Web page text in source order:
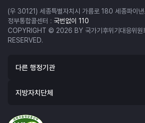
(우 30121) 세종특별자치시 가름로 180 세종파이
정부통합콜센터 : 국번없이 110
COPYRIGHT © 2026 BY 국가기후위기대응위원
RESERVED.
다른 행정기관
지방자치단체